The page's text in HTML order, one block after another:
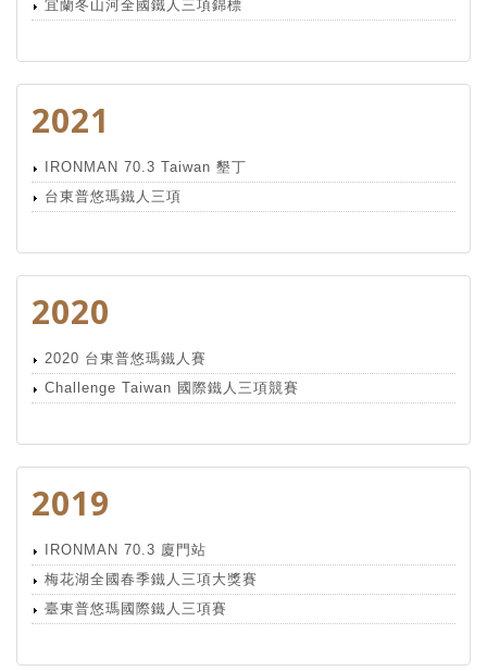
宜蘭冬山河全國鐵人三項錦標
2021
IRONMAN 70.3 Taiwan 墾丁
台東普悠瑪鐵人三項
2020
2020 台東普悠瑪鐵人賽
Challenge Taiwan 國際鐵人三項競賽
2019
IRONMAN 70.3 廈門站
梅花湖全國春季鐵人三項大獎賽
臺東普悠瑪國際鐵人三項賽